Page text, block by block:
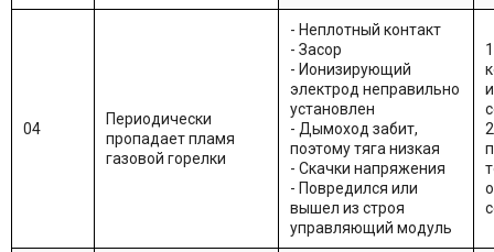
04
Периодически
пропадает пламя
газовой горелки
- Неплотный контакт
- Засор
- Ионизирующий
электрод неправильно
установлен
- Дымоход забит,
поэтому тяга низкая
- Скачки напряжения
- Повредился или
вышел из строя
управляющий модуль